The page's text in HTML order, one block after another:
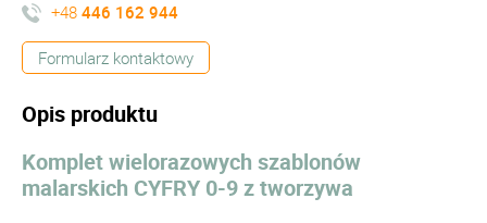
+48 446 162 944
Formularz kontaktowy
Opis produktu
Komplet wielorazowych szablonów
malarskich CYFRY 0-9 z tworzywa